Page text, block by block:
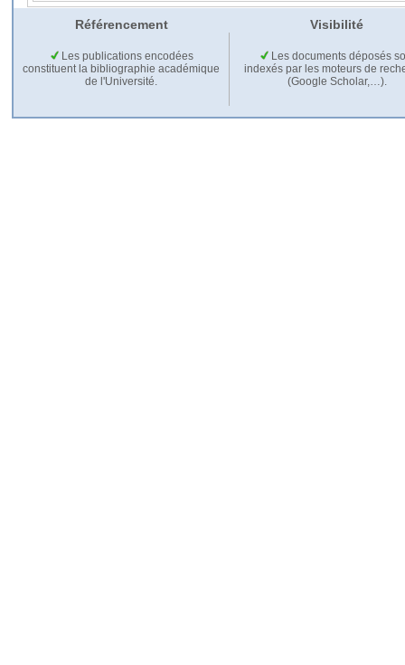
Référencement Visibilité
Les publications encodées
constituent la bibliographie académique
de l'Université.
Les documents déposés
indexés par les moteurs de
(Google Scholar,…).